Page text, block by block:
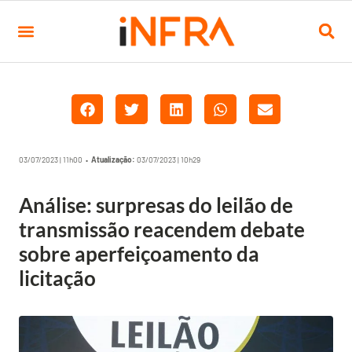
03/07/2023 | 11h00 • Atualização: 03/07/2023 | 10h29
Análise: surpresas do leilão de
transmissão reacendem debate
sobre aperfeiçoamento da
licitação